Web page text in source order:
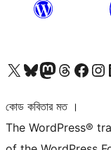
আমাদের X (আগের টুইটার) অ্যাকাউন্টে যানআমাদের Bluesky অ্যাকাউন্টটি দেখুনআমাদের মাস্টোডন অ্যাকাউন্টটি দেখুনআমাদের থ্রেডস অ্যাকাউন্টটি দেখুনআমাদের ফেসবুক পেজ দেখুনআমাদের ইন্সটাগ্রাম
কোড কবিতার মত ।
The WordPress®